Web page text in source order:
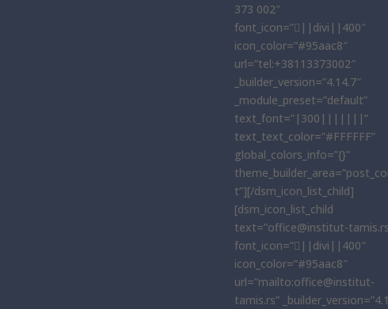
373 002″
font_icon=”||divi||400″
icon_color=”#95aac8″
url=”tel:+38113373002″
_builder_version=”4.14.7″
_module_preset=”default”
text_font=”|300|||||||”
text_text_color=”#FFFFFF”
global_colors_info=”{}”
t”][/dsm_icon_list_child]
[dsm_icon_list_child
text=”office@institut-
font_icon=”||divi||400″
icon_color=”#95aac8″
url=”mailto:office@institut-
tamis.rs”